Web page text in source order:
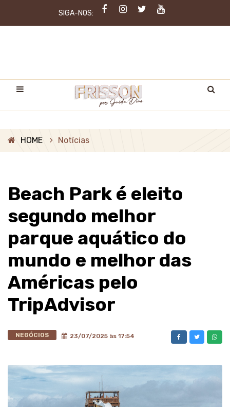
SIGA-NOS:
HOME Notícias
Beach Park é eleito
segundo melhor
parque aquático do
mundo e melhor das
Américas pelo
TripAdvisor
NEGÓCIOS 23/07/2025 às 17:54